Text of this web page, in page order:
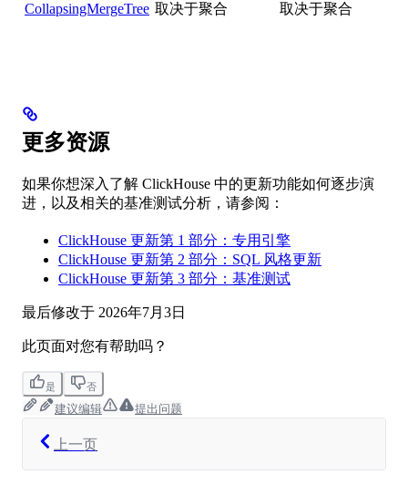
CollapsingMergeTree 取决于聚合 取决于聚合
更多资源
如果你想深入了解 ClickHouse 中的更新功能如何逐步演
进，以及相关的基准测试分析，请参阅：
ClickHouse 更新第 1 部分：专用引擎
ClickHouse 更新第 2 部分：SQL 风格更新
ClickHouse 更新第 3 部分：基准测试
最后修改于 2026年7月3日
此页面对您有帮助吗？
是 否
建议编辑 提出问题
上一页